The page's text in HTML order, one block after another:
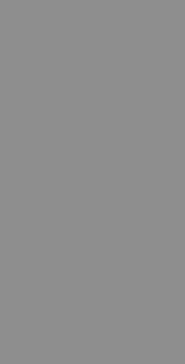
и забыть об
к ним
тусклыми — им не
особенно сильно
яркости и блеска. И
чуть больше
за волосами
насыщенные тона
и блестящими,
тона: насыщенный
Также
медовый блонд, но